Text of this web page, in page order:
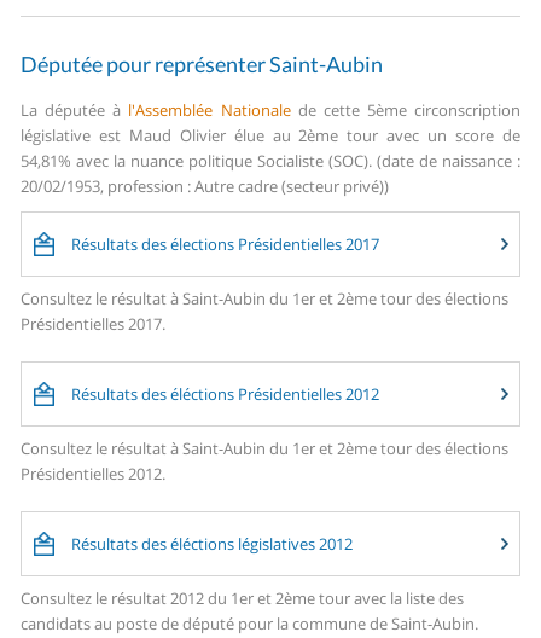
Députée pour représenter Saint-Aubin
La députée à l'Assemblée Nationalede cette 5ème circonscription
législative est Maud Olivier élue au 2ème tour avec un score de
54,81% avec la nuance politique Socialiste (SOC). (date de naissance :
20/02/1953, profession : Autre cadre (secteur privé))
Résultats des élections Présidentielles 2017
Consultez le résultat à Saint-Aubin du 1er et 2ème tour des élections
Présidentielles 2017.
Résultats des éléctions Présidentielles 2012
Consultez le résultat à Saint-Aubin du 1er et 2ème tour des élections
Présidentielles 2012.
Résultats des éléctions législatives 2012
Consultez le résultat 2012 du 1er et 2ème tour avec la liste des
candidats au poste de député pour la commune de Saint-Aubin.